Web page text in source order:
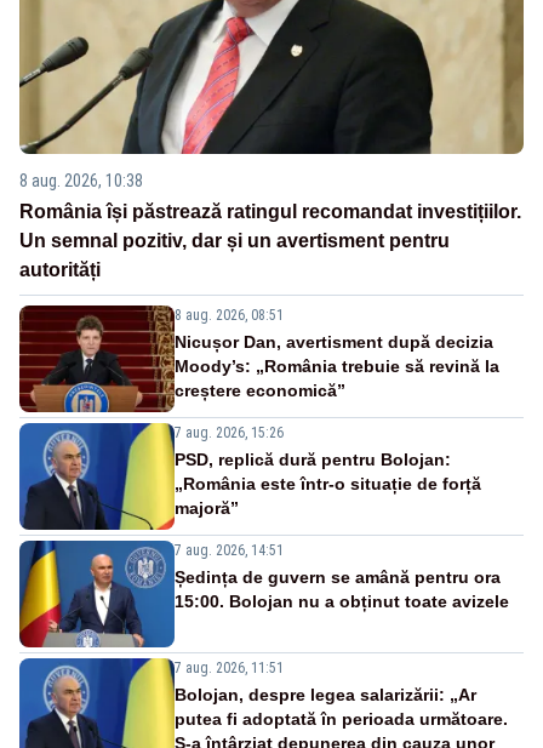
8 aug. 2026, 10:38
România își păstrează ratingul recomandat investițiilor.
Un semnal pozitiv, dar și un avertisment pentru
autorități
8 aug. 2026, 08:51
Nicușor Dan, avertisment după decizia
Moody’s: „România trebuie să revină la
creștere economică”
7 aug. 2026, 15:26
PSD, replică dură pentru Bolojan:
„România este într-o situație de forță
majoră”
7 aug. 2026, 14:51
Ședința de guvern se amână pentru ora
15:00. Bolojan nu a obținut toate avizele
7 aug. 2026, 11:51
Bolojan, despre legea salarizării: „Ar
putea fi adoptată în perioada următoare.
S-a întârziat depunerea din cauza unor